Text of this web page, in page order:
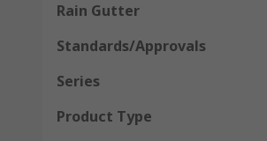
Rain Gutter
Standards/Approvals
Series
Product Type